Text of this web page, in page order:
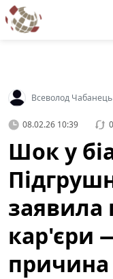
Всеволод Чабанець
08.02.26 10:39
Шок у
заявила
кар'єри
причина